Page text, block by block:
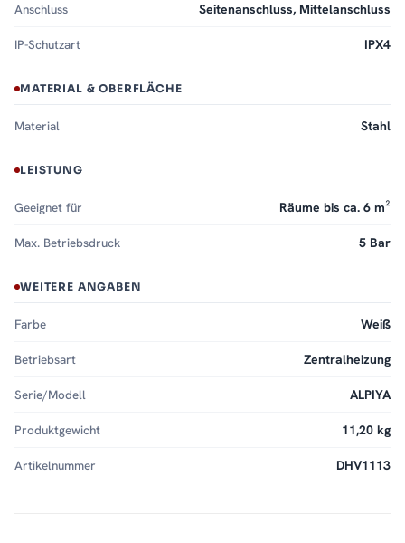
Anschluss Seitenanschluss, Mittelanschluss
IP-Schutzart IPX4
MATERIAL & OBERFLÄCHE
Material Stahl
LEISTUNG
Geeignet für Räume bis ca. 6 m²
Max. Betriebsdruck 5 Bar
WEITERE ANGABEN
Farbe Weiß
Betriebsart Zentralheizung
Serie/Modell ALPIYA
Produktgewicht 11,20 kg
Artikelnummer DHV1113